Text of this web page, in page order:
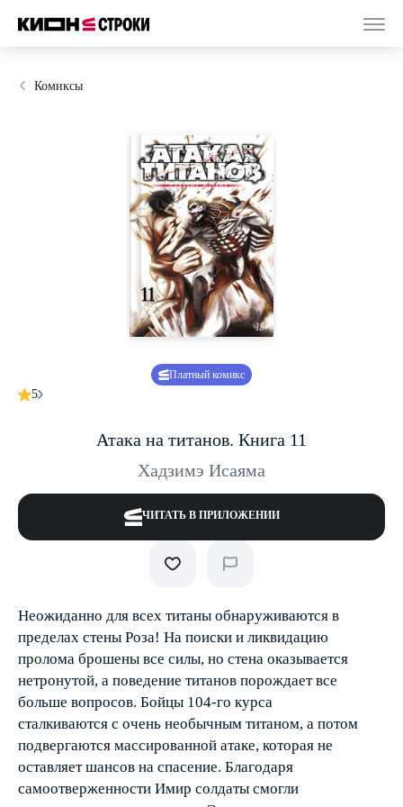
Комиксы
Платный комикс
5
Атака на титанов. Книга 11
Хадзимэ Исаяма
ЧИТАТЬ В ПРИЛОЖЕНИИ
Неожиданно для всех титаны обнаруживаются в
пределах стены Роза! На поиски и ликвидацию
пролома брошены все силы, но стена оказывается
нетронутой, а поведение титанов порождает все
больше вопросов. Бойцы 104-го курса
сталкиваются с очень необычным титаном, а потом
подвергаются массированной атаке, которая не
оставляет шансов на спасение. Благодаря
самоотверженности Имир солдаты смогли